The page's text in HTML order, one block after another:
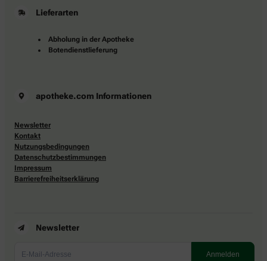
Lieferarten
Abholung in der Apotheke
Botendienstlieferung
apotheke.com Informationen
Newsletter
Kontakt
Nutzungsbedingungen
Datenschutzbestimmungen
Impressum
Barrierefreiheitserklärung
Newsletter